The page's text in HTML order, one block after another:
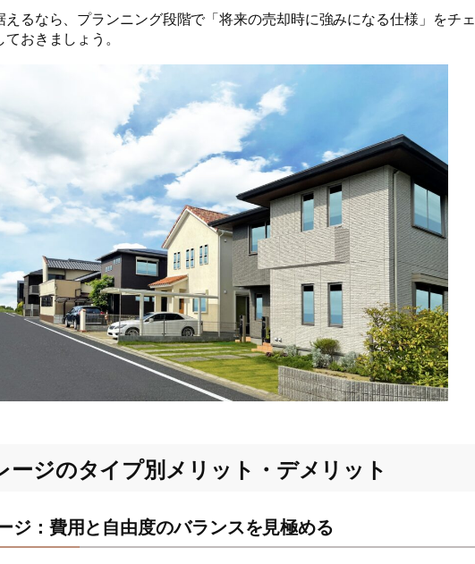
えるなら、プランニング段階で「将来の売却時に強みになる仕様」をチェ
おきましょう。
ージのタイプ別メリット・デメリット
ジ：費用と自由度のバランスを見極める